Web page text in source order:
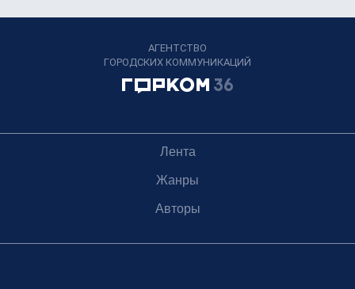
АГЕНТСТВО
ГОРОДСКИХ КОММУНИКАЦИЙ
Лента
Жанры
Авторы